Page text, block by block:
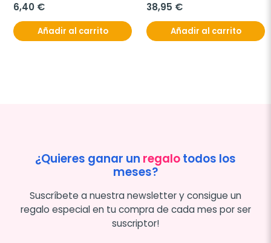
6,40 €
Añadir al carrito
38,95 €
Añadir al carrito
¿Quieres ganar un regalotodos los
meses?
Suscríbete a nuestra newsletter y consigue un
regalo especial en tu compra de cada mes por ser
suscriptor!